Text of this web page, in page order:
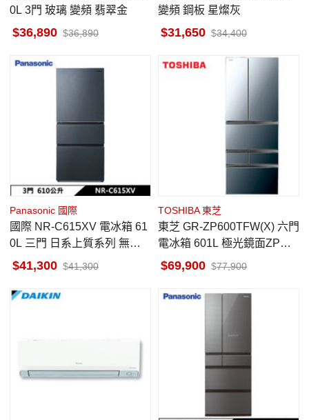
0L 3門 玻璃 變頻 翡翠金
36,890 36,890
變頻 鋼板 星燦灰
31,650 34,400
Panasonic 國際
國際 NR-C615XV 電冰箱 61
0L 三門 日系上質系列 無邊
框絲絨鋼板 夜幕黑
41,300 41,300
TOSHIBA 東芝
東芝 GR-ZP600TFW(X) 六門
電冰箱 601L 極光鏡面ZP系
列69,900 77,900